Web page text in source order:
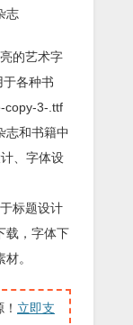
志
的艺术字
各种书
copy-3-.ttf
志和书籍中
、字体设
标题设计
载，字体下
。
立即支